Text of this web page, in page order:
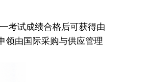
考试成绩合格后可获得由
领由国际采购与供应管理